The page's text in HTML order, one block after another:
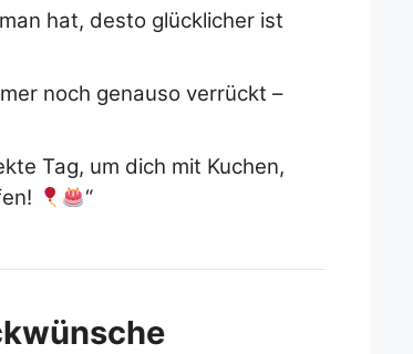
hat, desto glücklicher ist
noch genauso verrückt –
Tag, um dich mit Kuchen,
“